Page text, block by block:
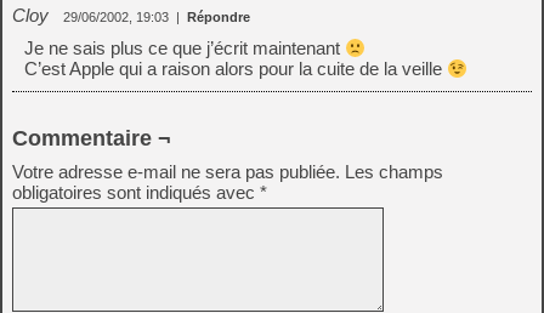
Cloy 29/06/2002, 19:03 | Répondre
Je ne sais plus ce que j’écrit maintenant
C’est Apple qui a raison alors pour la cuite de la veille
Commentaire ¬
Votre adresse e-mail ne sera pas publiée. Les champs
obligatoires sont indiqués avec *